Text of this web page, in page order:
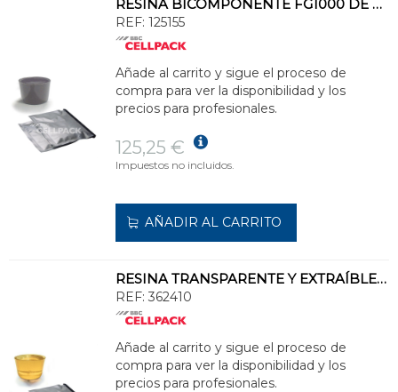
RESINA BICOMPONENTE FG1000 DE POLIURETANO FLEXIBLE (BOLSA 1000ml)
REF: 125155
Añade al carrito y sigue el proceso de
compra para ver la disponibilidad y los
precios para profesionales.
125,25 €
Impuestos no incluidos.
AÑADIR AL CARRITO
RESINA TRANSPARENTE Y EXTRAÍBLE CG 730 CON BASE DE HIDROCARBONO (BOLSA 730ml)
REF: 362410
Añade al carrito y sigue el proceso de
compra para ver la disponibilidad y los
precios para profesionales.